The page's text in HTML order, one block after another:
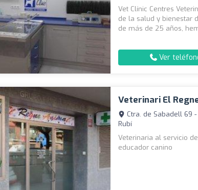
Vet Clínic Centres
de la salud y bienestar
de más de 25 años,
Ver
Veterinari El
Ctra. de Sabadell 69 -
Rubí
Veterinaria al servicio
educador canino